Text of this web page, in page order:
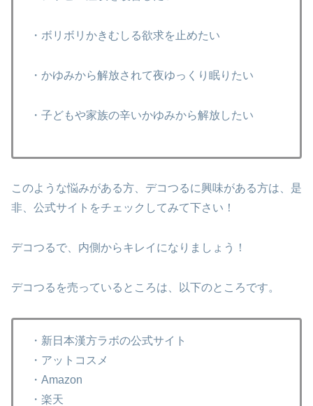
・ボリボリかきむしる欲求を止めたい
・かゆみから解放されて夜ゆっくり眠りたい
・子どもや家族の辛いかゆみから解放したい
このような悩みがある方、デコつるに興味がある方は、是
非、公式サイトをチェックしてみて下さい！
デコつるで、内側からキレイになりましょう！
デコつるを売っているところは、以下のところです。
・新日本漢方ラボの公式サイト
・アットコスメ
・Amazon
・楽天